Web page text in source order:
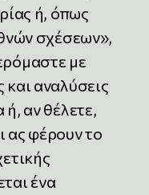
ή, όπως
σχέσεων»,
με
αναλύσεις
ή, αν θέλετε,
ας φέρουν το
ένα